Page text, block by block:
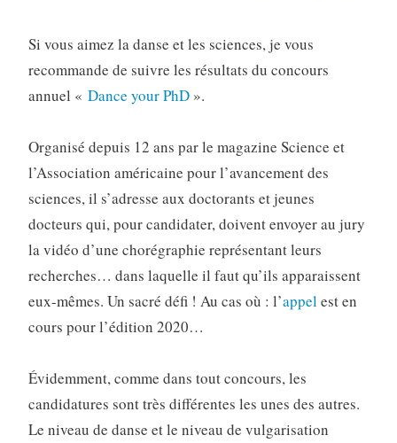
Si vous aimez la danse et les sciences, je vous
recommande de suivre les résultats du concours
annuel « Dance your PhD».
Organisé depuis 12 ans par le magazine Science et
l’Association américaine pour l’avancement des
sciences, il s’adresse aux doctorants et jeunes
docteurs qui, pour candidater, doivent envoyer au jury
la vidéo d’une chorégraphie représentant leurs
recherches… dans laquelle il faut qu’ils apparaissent
eux-mêmes. Un sacré défi ! Au cas où : l’appelest en
cours pour l’édition 2020…
Évidemment, comme dans tout concours, les
candidatures sont très différentes les unes des autres.
Le niveau de danse et le niveau de vulgarisation